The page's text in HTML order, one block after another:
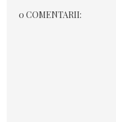
0 COMENTARII: